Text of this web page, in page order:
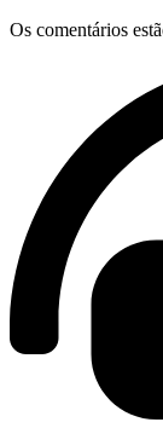
Os comentários